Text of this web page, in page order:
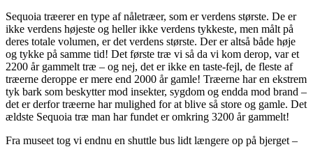
Sequoia træerer en type af nåletræer, som er verdens største. De er
ikke verdens højeste og heller ikke verdens tykkeste, men målt på
deres totale volumen, er det verdens største. Der er altså både høje
og tykke på samme tid! Det første træ vi så da vi kom derop, var et
2200 år gammelt træ – og nej, det er ikke en taste-fejl, de fleste af
træerne deroppe er mere end 2000 år gamle! Træerne har en ekstrem
tyk bark som beskytter mod insekter, sygdom og endda mod brand –
det er derfor træerne har mulighed for at blive så store og gamle. Det
ældste Sequoia træ man har fundet er omkring 3200 år gammelt!
Fra museet tog vi endnu en shuttle bus lidt længere op på bjerget –